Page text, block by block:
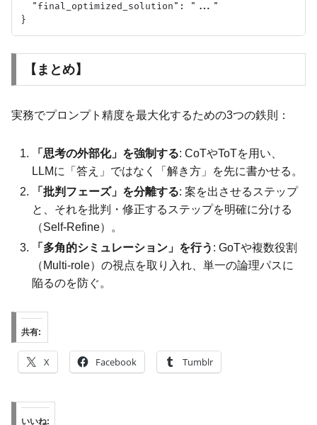
  "final_optimized_solution": "..."
【まとめ】
実務でプロンプト精度を最大化するための3つの鉄則：
「思考の外部化」を強制する: CoTやToTを用い、
LLMに「答え」ではなく「解き方」を先に書かせる。
「批判フェーズ」を分離する: 案を出させるステップ
と、それを批判・修正するステップを明確に分ける
（Self-Refine）。
「多角的シミュレーション」を行う : GoTや複数役割
（Multi-role）の視点を取り入れ、単一の論理パスに
陥るのを防ぐ。
共有:
X Facebook Tumblr
いいね: